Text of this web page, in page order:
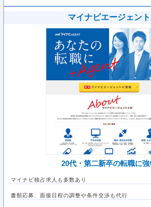
マイナビエージェント
20代・第二新卒の転職に強
マイナビ独占求人も多数あり
書類応募、面接日程の調整や条件交渉も代行